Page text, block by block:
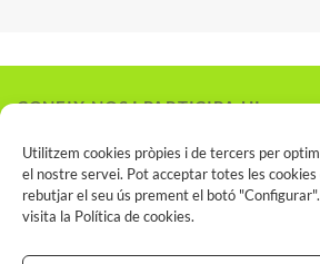
Utilitzem cookies pròpies i de tercers per
el nostre servei. Pot acceptar totes les
rebutjar el seu ús prement el botó
visita la Política de cookies.
CONEIX-NOS I PARTICIPA-HI
Vols associar-te?
INSCRIU-TE AL